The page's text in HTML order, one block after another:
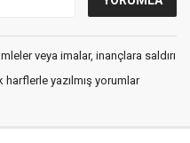
veya imalar, inançlara saldırı
yazılmış yorumlar